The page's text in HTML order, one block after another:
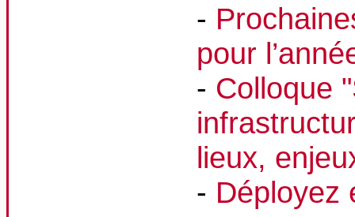
-
pour
- Colloque
lieux,
- Déployez